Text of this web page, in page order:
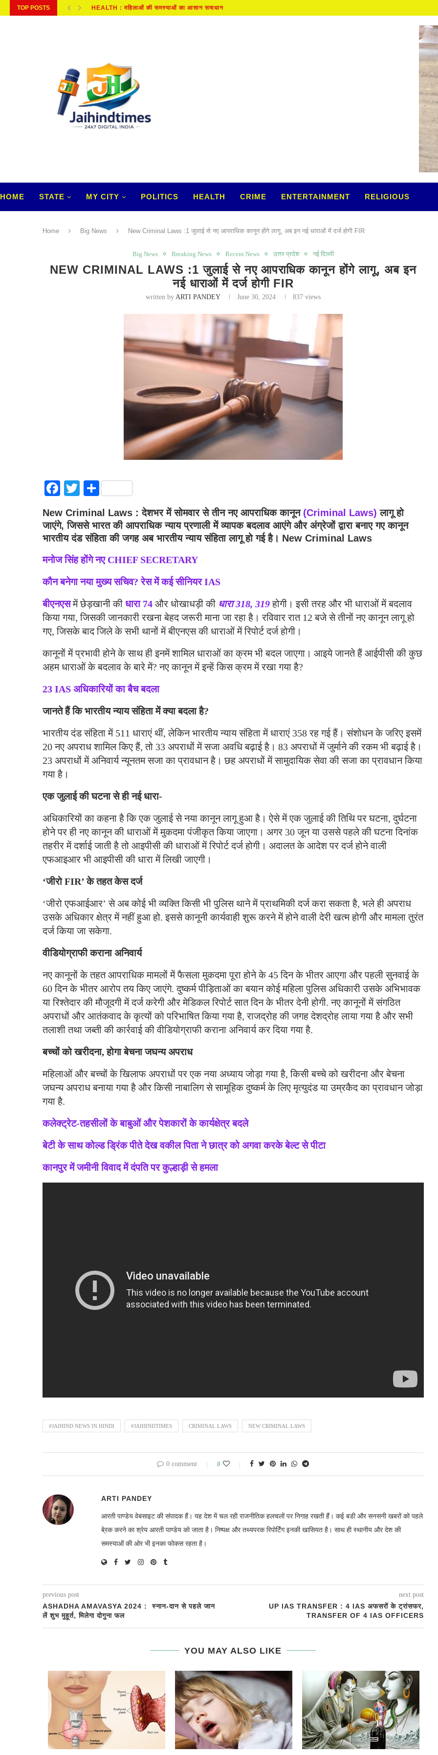
TOP POSTS KANPUR NEWS : दूध में डिटर्जेंट, काली मिर्च...
HOME STATE MY CITY POLITICS HEALTH CRIME ENTERTAINMENT RELIGIOUS
Home Big News New Criminal Laws :1 जुलाई से नए आपराधिक कानून होंगे लागू, अब इन नई धाराओं में दर्ज होगी FIR
Big News Breaking News Recent News उत्तर प्रदेश नई दिल्ली
NEW CRIMINAL LAWS :1 जुलाई से नए आपराधिक कानून होंगे लागू, अब इन
नई धाराओं में दर्ज होगी FIR
written by ARTI PANDEY June 30, 2024 837views
Facebook
Twitter
Share
New Criminal Laws : देशभर में सोमवार से तीन नए आपराधिक कानून (Criminal Laws) लागू हो
जाएंगे, जिससे भारत की आपराधिक न्याय प्रणाली में व्यापक बदलाव आएंगे और अंग्रेजों द्वारा बनाए गए कानून
भारतीय दंड संहिता की जगह अब भारतीय न्याय संहिता लागू हो गई है। New Criminal Laws
मनोज सिंह होंगे नए CHIEF SECRETARY
कौन बनेगा नया मुख्य सचिव? रेस में कई सीनियर IAS
बीएनएसमें छेड़खानी की धारा 74 और धोखाधड़ी की धारा 318, 319होगी। इसी तरह और भी धाराओं में बदलाव
किया गया, जिसकी जानकारी रखना बेहद जरूरी माना जा रहा है। रविवार रात 12 बजे से तीनों नए कानून लागू हो
गए, जिसके बाद जिले के सभी थानों में बीएनएस की धाराओं में रिपोर्ट दर्ज होगी।
कानूनों में प्रभावी होने के साथ ही इनमें शामिल धाराओं का क्रम भी बदल जाएगा। आइये जानते हैं आईपीसी की कुछ
अहम धाराओं के बदलाव के बारे में? नए कानून में इन्हें किस क्रम में रखा गया है?
23 IAS अधिकारियों का बैच बदला
जानते हैं कि भारतीय न्याय संहिता में क्या बदला है?
भारतीय दंड संहिता में 511 धाराएं थीं, लेकिन भारतीय न्याय संहिता में धाराएं 358 रह गई हैं। संशोधन के जरिए इसमें
20 नए अपराध शामिल किए हैं, तो 33 अपराधों में सजा अवधि बढ़ाई है। 83 अपराधों में जुर्माने की रकम भी बढ़ाई है।
23 अपराधों में अनिवार्य न्यूनतम सजा का प्रावधान है। छह अपराधों में सामुदायिक सेवा की सजा का प्रावधान किया
गया है।
एक जुलाई की घटना से ही नई धारा-
अधिकारियों का कहना है कि एक जुलाई से नया कानून लागू हुआ है। ऐसे में एक जुलाई की तिथि पर घटना, दुर्घटना
होने पर ही नए कानून की धाराओं में मुकदमा पंजीकृत किया जाएगा। अगर 30 जून या उससे पहले की घटना दिनांक
तहरीर में दर्शाई जाती है तो आइपीसी की धाराओं में रिपोर्ट दर्ज होगी। अदालत के आदेश पर दर्ज होने वाली
एफआइआर भी आइपीसी की धारा में लिखी जाएगी।
‘जीरो FIR’ के तहत केस दर्ज
‘जीरो एफआईआर’ से अब कोई भी व्यक्ति किसी भी पुलिस थाने में प्राथमिकी दर्ज करा सकता है, भले ही अपराध
उसके अधिकार क्षेत्र में नहीं हुआ हो. इससे कानूनी कार्यवाही शुरू करने में होने वाली देरी खत्म होगी और मामला तुरंत
दर्ज किया जा सकेगा.
वीडियोग्राफी कराना अनिवार्य
नए कानूनों के तहत आपराधिक मामलों में फैसला मुकदमा पूरा होने के 45 दिन के भीतर आएगा और पहली सुनवाई के
60 दिन के भीतर आरोप तय किए जाएंगे. दुष्कर्म पीड़िताओं का बयान कोई महिला पुलिस अधिकारी उसके अभिभावक
या रिश्तेदार की मौजूदगी में दर्ज करेगी और मेडिकल रिपोर्ट सात दिन के भीतर देनी होगी. नए कानूनों में संगठित
अपराधों और आतंकवाद के कृत्यों को परिभाषित किया गया है, राजद्रोह की जगह देशद्रोह लाया गया है और सभी
तलाशी तथा जब्ती की कार्रवाई की वीडियोग्राफी कराना अनिवार्य कर दिया गया है.
बच्चों को खरीदना, होगा बेचना जघन्य अपराध
महिलाओं और बच्चों के खिलाफ अपराधों पर एक नया अध्याय जोड़ा गया है, किसी बच्चे को खरीदना और बेचना
जघन्य अपराध बनाया गया है और किसी नाबालिग से सामूहिक दुष्कर्म के लिए मृत्युदंड या उम्रकैद का प्रावधान जोड़ा
गया है.
कलेक्ट्रेट-तहसीलों के बाबुओं और पेशकारों के कार्यक्षेत्र बदले
बेटी के साथ कोल्ड ड्रिंक पीते देख वकील पिता ने छात्र को अगवा करके बेल्ट से पीटा
कानपुर में जमीनी विवाद में दंपति पर कुल्हाड़ी से हमला
#JAIHIND NEWS IN HINDI #JAIHINDTIMES CRIMINAL LAWS NEW CRIMINAL LAWS
0 comment 0
ARTI PANDEY
आरती पाण्डेय वेबसाइट की संपादक हैं। यह देश में चल रही राजनीतिक हलचलों पर निगाह रखती हैं। कई बडी और सनसनी खबरों को पहले
बे्रक करने का श्रेय आरती पाण्डेय को जाता है। निष्पक्ष और तथ्यपरक रिपोर्टिंग इनकी खासियत है। साथ ही स्थानीय और देश की
समस्याओं की ओर भी इनका फोकस रहता है।
previous post
ASHADHA AMAVASYA 2024 : स्नान-दान से पहले जान
लें शुभ मुहूर्त, मिलेगा दोगुना फल
next post
UP IAS TRANSFER : 4 IAS अफसरों के ट्रांसफर,
TRANSFER OF 4 IAS OFFICERS
YOU MAY ALSO LIKE